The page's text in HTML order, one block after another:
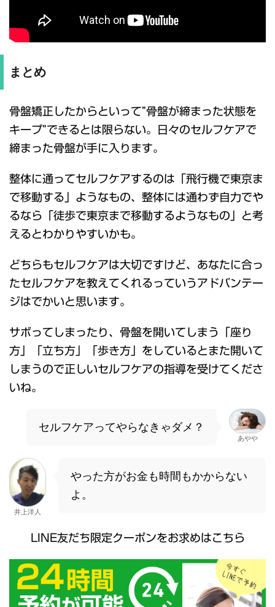
まとめ
骨盤矯正したからといって”骨盤が締まった状態を
キープ”できるとは限らない。日々のセルフケアで
締まった骨盤が手に入ります。
整体に通ってセルフケアするのは「飛行機で東京ま
で移動する」ようなもの、整体には通わず自力でや
るなら「徒歩で東京まで移動するようなもの」と考
えるとわかりやすいかも。
どちらもセルフケアは大切ですけど、あなたに合っ
たセルフケアを教えてくれるっていうアドバンテー
ジはでかいと思います。
サボってしまったり、骨盤を開いてしまう「座り
方」「立ち方」「歩き方」をしているとまた開いて
しまうので正しいセルフケアの指導を受けてくださ
いね。
セルフケアってやらなきゃダメ？
あやや
井上洋人
やった方がお金も時間もかからない
よ。
LINE友だち限定クーポンをお求めはこちら